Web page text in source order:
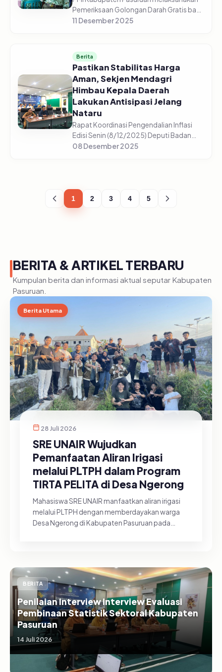
Pemeriksaan Golongan Darah Gratis bagi
5.225 pelajar di 44 sekolah yang tersebar
11 Desember 2025
Berita
Pastikan Stabilitas Harga
Aman, Sekjen Mendagri
Himbau Kepala Daerah
Lakukan Antisipasi Jelang
Nataru
Rapat Koordinasi Pengendalian Inflasi
Edisi Senin (8/12/2025) Deputi Badan
Pusat Statistik, Pudji Ismartini
08 Desember 2025
1 2 3 4 5
BERITA & ARTIKEL TERBARU
Kumpulan berita dan informasi aktual seputar Kabupaten
Pasuruan.
Berita Utama
28 Juli 2026
SRE UNAIR Wujudkan
Pemanfaatan Aliran Irigasi
melalui PLTPH dalam Program
TIRTA PELITA di Desa Ngerong
Mahasiswa SRE UNAIR manfaatkan aliran irigasi
melalui PLTPH dengan memberdayakan warga
Desa Ngerong di Kabupaten Pasuruan pada
BERITA
Penilaian Interview Interview Evaluasi
Pembinaan Statistik Sektoral Kabupaten
Pasuruan
14 Juli 2026